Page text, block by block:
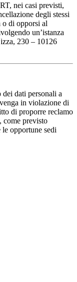
nei casi previsti,
degli stessi
o di opporsi al
un’istanza
230 – 10126
dati personali a
in violazione di
di proporre reclamo
come previsto
le opportune sedi